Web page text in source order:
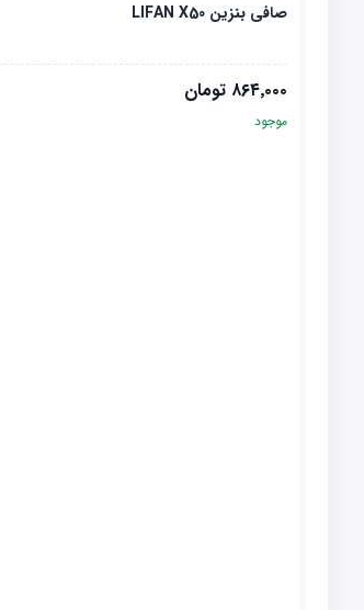
صافی بنزین LIFAN X50
۸۶۴٬۰۰۰ تومان
موجود